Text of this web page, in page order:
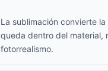
La sublimación convierte
queda dentro del material,
fotorrealismo.